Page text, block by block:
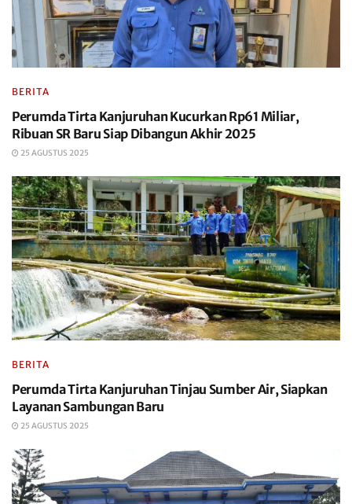
BERITA
Perumda Tirta Kanjuruhan Kucurkan Rp61 Miliar,
Ribuan SR Baru Siap Dibangun Akhir 2025
25 AGUSTUS 2025
BERITA
Perumda Tirta Kanjuruhan Tinjau Sumber Air, Siapkan
Layanan Sambungan Baru
25 AGUSTUS 2025